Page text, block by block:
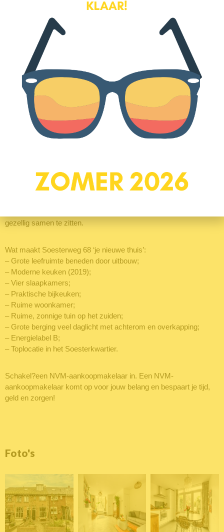
Een vaste trap brengt je naar de tweede verdieping, waar je een
ruime vierde slaapkamer vindt. Dankzij dakkapellen aan zowel de
voor- als achterzijde valt er volop daglicht naar binnen. Met veel
vaste kasten en een oppervlakte van circa 20 m² biedt deze
kamer volop ruimte en mogelijkheden.
Buiten
De woning heeft een diepe tuin van circa 30 meter, gelegen op het
zuiden, waardoor je hier volop van de zon kunt genieten. De tuin
is zo ruim dat je er verschillende plekken en functies kunt
creëren, bijvoorbeeld meerdere terrassen, speelruimte of
Achter op het perceel staat een grote berging met achterom,
voorzien van elektriciteit en een gasaansluiting, met daarnaast
gezellig samen te zitten.
Wat maakt Soesterweg 68 ‘je nieuwe thuis’:
– Grote leefruimte beneden door uitbouw;
– Moderne keuken (2019);
– Vier slaapkamers;
– Praktische bijkeuken;
– Ruime woonkamer;
– Ruime, zonnige tuin op het zuiden;
– Grote berging veel daglicht met achterom en overkapping;
– Energielabel B;
– Toplocatie in het Soesterkwartier.
Schakel?een NVM-aankoopmakelaar in. Een NVM-
aankoopmakelaar komt op voor jouw belang en bespaart je tijd,
geld en zorgen!
Foto's